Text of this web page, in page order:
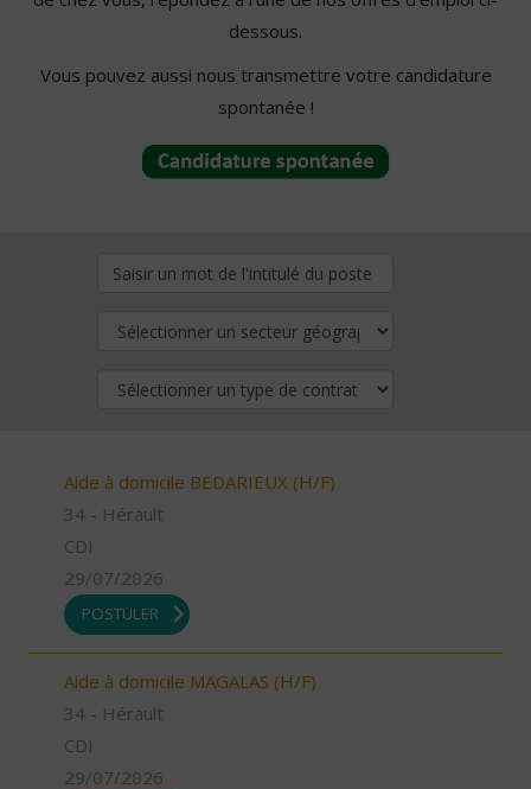
dessous.
Vous pouvez aussi nous transmettre votre candidature
spontanée !
Aide à domicile BEDARIEUX (H/F)
34 - Hérault
CDI
29/07/2026
POSTULER
Aide à domicile MAGALAS (H/F)
34 - Hérault
CDI
29/07/2026